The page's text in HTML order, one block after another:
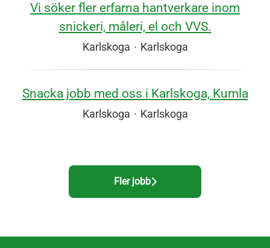
Vi söker fler erfarna hantverkare inom
snickeri, måleri, el och VVS.
Karlskoga · Karlskoga
Snacka jobb med oss i Karlskoga, Kumla
Karlskoga · Karlskoga
Fler jobb